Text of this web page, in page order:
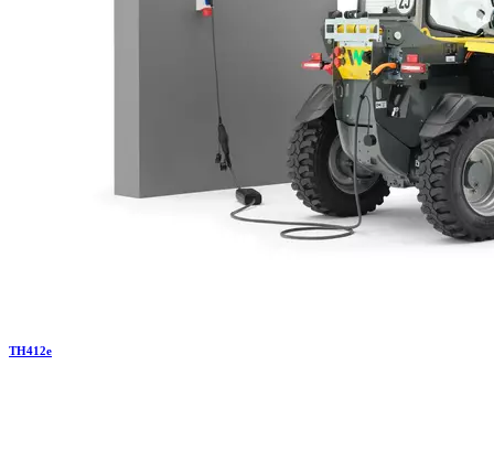
TH412e